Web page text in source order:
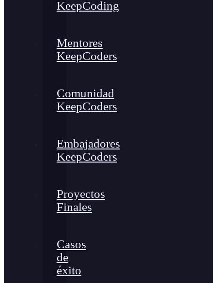
KeepCoding
Mentores
KeepCoders
Comunidad
KeepCoders
Embajadores
KeepCoders
Proyectos
Finales
Casos
de
éxito